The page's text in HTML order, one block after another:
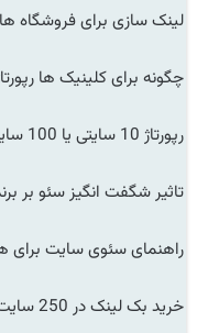
لینک سازی برای فروشگاه
چگونه برای کلینیک ها
رپورتاژ 10 سایتی یا 100 سایتی؟
تاثیر شگفت انگیز سئو بر
راهنمای سئوی سایت
خرید بک لینک در 250 سایت چه مزایایی دارد؟